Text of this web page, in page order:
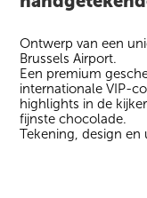
Ontwerp van een
Brussels Airport.
Een premium
internationale VIP-
highlights in de
fijnste chocolade.
Tekening, design